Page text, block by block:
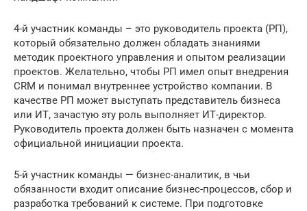
4-й участник команды – это руководитель проекта (РП),
который обязательно должен обладать знаниями
методик проектного управления и опытом реализации
проектов. Желательно, чтобы РП имел опыт внедрения
CRM и понимал внутреннее устройство компании. В
качестве РП может выступать представитель бизнеса
или ИТ, зачастую эту роль выполняет ИТ-директор.
Руководитель проекта должен быть назначен с момента
официальной инициации проекта.
5-й участник команды — бизнес-аналитик, в чьи
обязанности входит описание бизнес-процессов, сбор и
разработка требований к системе. При подготовке